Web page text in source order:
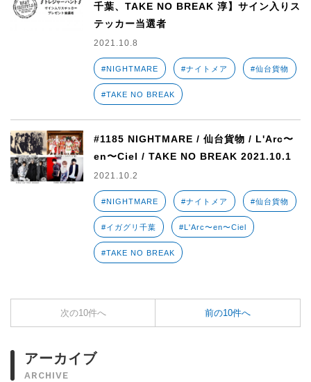
千葉、TAKE NO BREAK 淳】サイン入りス
テッカー当選者
2021.10.8
#NIGHTMARE #ナイトメア #仙台貨物
#TAKE NO BREAK
#1185 NIGHTMARE / 仙台貨物 / L'Arc〜
en〜Ciel / TAKE NO BREAK 2021.10.1
2021.10.2
#NIGHTMARE #ナイトメア #仙台貨物
#イガグリ千葉 #L'Arc〜en〜Ciel
#TAKE NO BREAK
次の10件へ 前の10件へ
アーカイブ
ARCHIVE